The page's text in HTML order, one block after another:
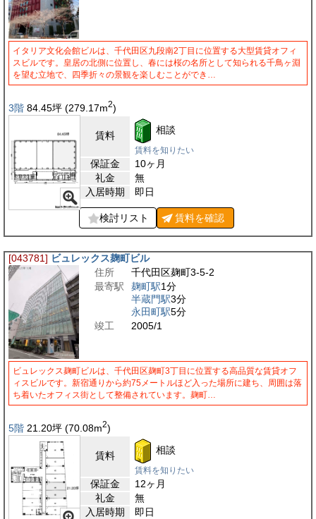
イタリア文化会館ビルは、千代田区九段南2丁目に位置する大型賃貸オフィ
スビルです。皇居の北側に位置し、春には桜の名所として知られる千鳥ヶ淵
を望む立地で、四季折々の景観を楽しむことができ…
3階 84.45坪 (279.17m2)
賃料 相談
賃料を知りたい
保証金
10ヶ月
礼金
無
入居時期
即日
検討リスト 賃料を確認
[043781] ビュレックス麹町ビル
住所
千代田区麹町3-5-2
最寄駅
麹町駅1分
半蔵門駅3分
永田町駅5分
竣工
2005/1
ビュレックス麹町ビルは、千代田区麹町3丁目に位置する高品質な賃貸オフ
ィスビルです。新宿通りから約75メートルほど入った場所に建ち、周囲は落
ち着いたオフィス街として整備されています。麹町…
5階 21.20坪 (70.08m2)
賃料 相談
賃料を知りたい
保証金
12ヶ月
礼金
無
入居時期
即日